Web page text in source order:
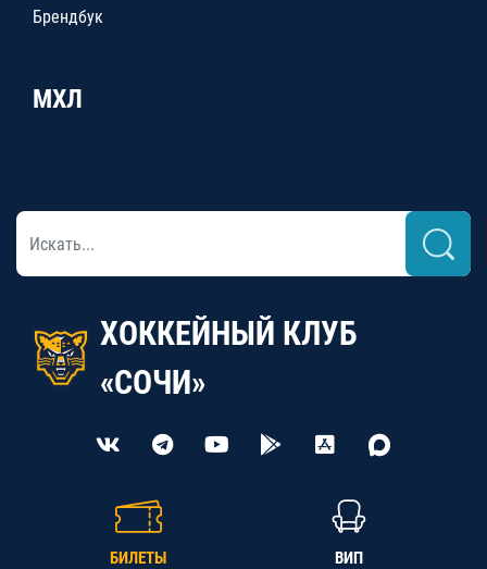
Брендбук
МХЛ
ХОККЕЙНЫЙ КЛУБ
«СОЧИ»
БИЛЕТЫ ВИП